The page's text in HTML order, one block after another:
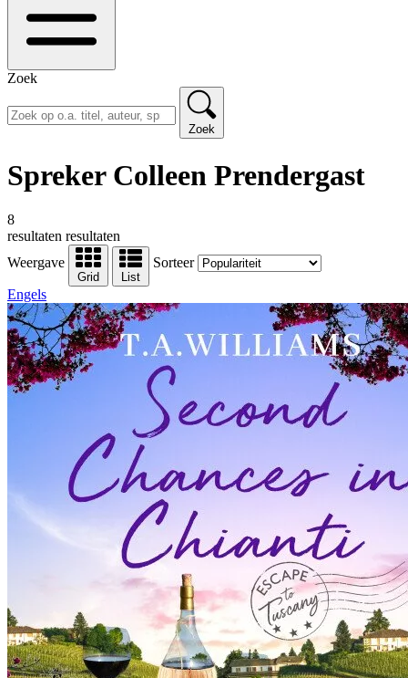
Zoek
Zoek
Spreker Colleen Prendergast
8
resultaten resultaten
Weergave
Grid List
Sorteer
Engels